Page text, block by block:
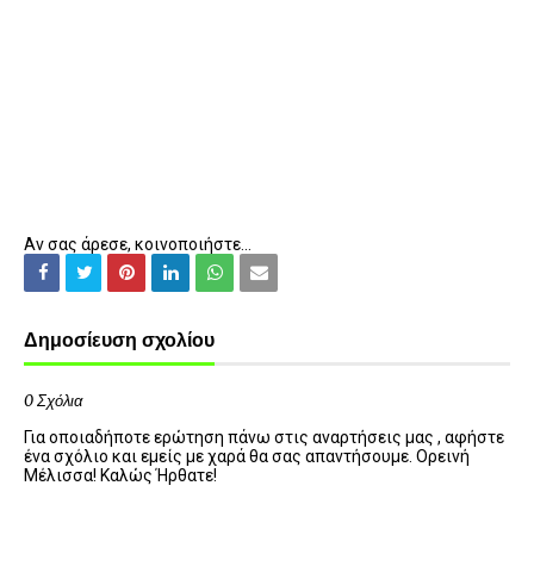
Αν σας άρεσε, κοινοποιήστε...
Δημοσίευση σχολίου
0 Σχόλια
Για οποιαδήποτε ερώτηση πάνω στις αναρτήσεις μας , αφήστε
ένα σχόλιο και εμείς με χαρά θα σας απαντήσουμε. Ορεινή
Μέλισσα! Καλώς Ήρθατε!